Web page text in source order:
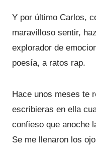
Y por último Carlos,
maravilloso sentir,
explorador de
poesía, a ratos rap.
Hace unos meses te
escribieras en ella
confieso que anoche
Se me llenaron los